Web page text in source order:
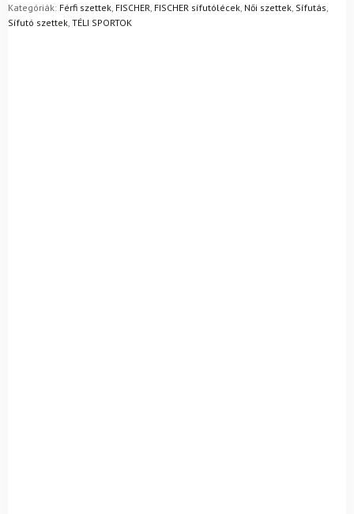
Mik a visszaküldés feltételei?
Kategóriák: Férfi szettek, FISCHER, FISCHER sífutólécek, Női szettek, Sífutás,
Sífutó szettek, TÉLI SPORTOK